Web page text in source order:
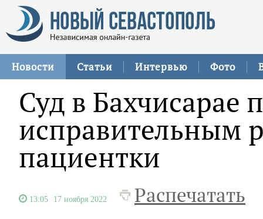
Новости Статьи Интервью Фото
Суд в Бахчисарае
исправительным
пациентки
13:05 17 ноября 2022 Распечатать